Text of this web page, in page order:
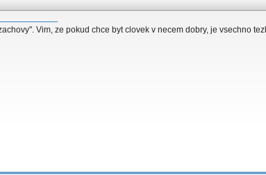
Vim, ze pokud chce byt clovek v necem dobry, je vsechno